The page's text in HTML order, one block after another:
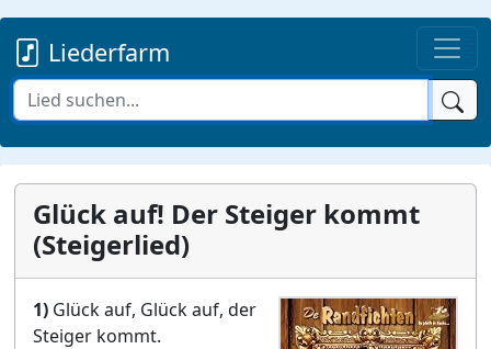
Liederfarm
Glück auf! Der Steiger kommt
(Steigerlied)
1) Glück auf, Glück auf, der
Steiger kommt.